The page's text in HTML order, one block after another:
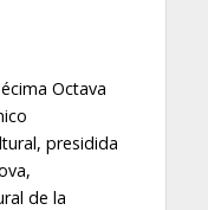
Octava
presidida
de la